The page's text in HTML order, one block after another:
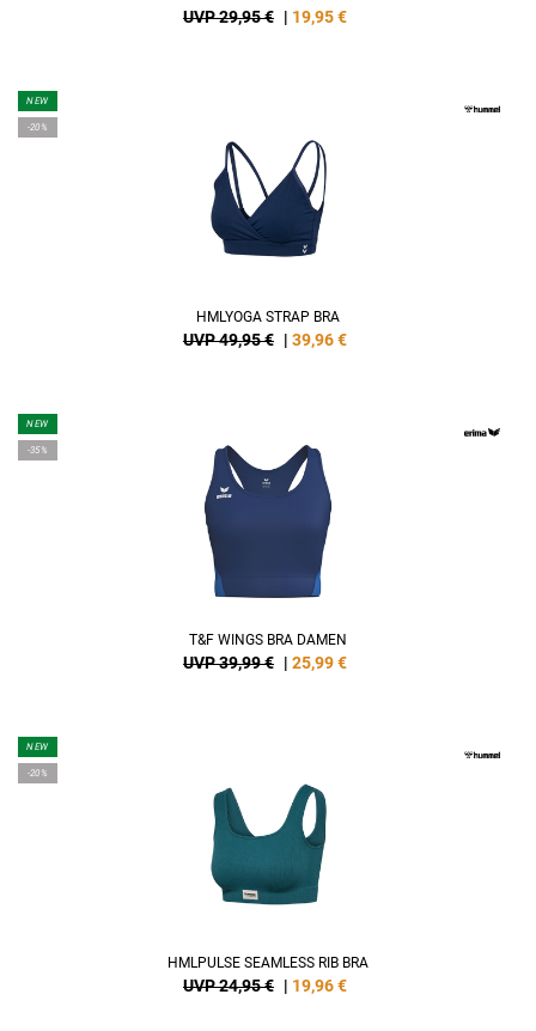
UVP 29,95 € | 19,95€
NEW
-20%
HMLYOGA STRAP BRA
UVP 49,95 € | 39,96€
NEW
-35%
T&F WINGS BRA DAMEN
UVP 39,99 € | 25,99€
NEW
-20%
HMLPULSE SEAMLESS RIB BRA
UVP 24,95 € | 19,96€